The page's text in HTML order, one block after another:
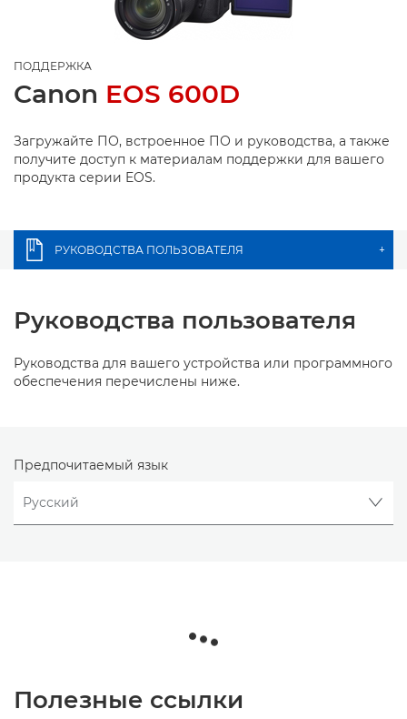
ПОДДЕРЖКА
Canon EOS 600D
Загружайте ПО, встроенное ПО и руководства, а также
получите доступ к материалам поддержки для вашего
продукта серии EOS.
РУКОВОДСТВА ПОЛЬЗОВАТЕЛЯ +
Руководства пользователя
Руководства для вашего устройства или программного
обеспечения перечислены ниже.
Предпочитаемый язык
Полезные ссылки